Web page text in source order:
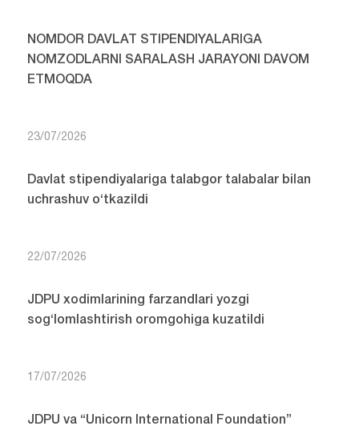
NOMDOR DAVLAT STIPENDIYALARIGA
NOMZODLARNI SARALASH JARAYONI DAVOM
ETMOQDA
23/07/2026
Davlat stipendiyalariga talabgor talabalar bilan
uchrashuv o‘tkazildi
22/07/2026
JDPU xodimlarining farzandlari yozgi
sog‘lomlashtirish oromgohiga kuzatildi
17/07/2026
JDPU va “Unicorn International Foundation”